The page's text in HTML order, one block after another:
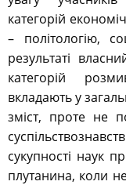
категорій
– політологію,
результаті
категорій
вкладають у
зміст, проте не
сукупності наук
плутанина, коли